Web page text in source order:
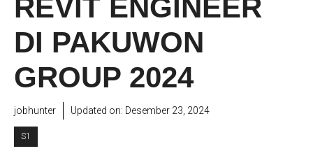
REVIT ENGINEER
DI PAKUWON
GROUP 2024
jobhunter Updated on: Desember 23, 2024
S1